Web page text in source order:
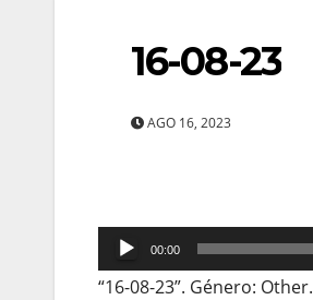
16-08-23
AGO 16, 2023
Reprodutor
de
00:00
“16-08-23”. Género: Other.